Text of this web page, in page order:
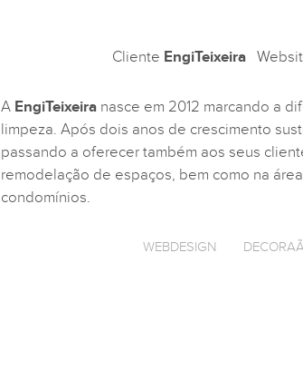
Cliente EngiTeixeira
A EngiTeixeira nasce em 2012 marcando a
limpeza. Após dois anos de crescimento
passando a oferecer também aos seus
remodelação de espaços, bem como na
condomínios.
WEBDESIGN